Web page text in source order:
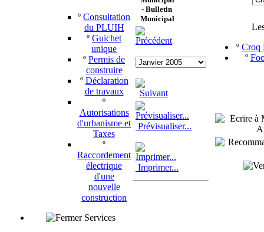
º Consultation
du PLUIH
º Guichet
unique
º Permis de
construire
º Déclaration
de travaux
º
Autorisations
d'urbanisme et
Taxes
º
Raccordement
électrique
d'une
nouvelle
construction
Services
-Bulletin
Municipal
Prévisualiser...
Imprimer...
º Croq
º